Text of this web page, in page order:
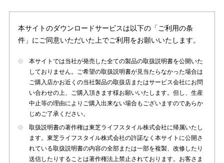
本サイトのダウンロードサービスは以下の「ご利用の条
件」にご同意いただいた上でご利用をお願いいたします。
本サイトでは当社が発売した全ての製品の取扱説明書を公開いた
しておりません。ご希望の取扱説明書が見当たらなかった場合は
ご購入店かお近くの当社製品の取扱店またはサービス会社にお問
い合わせの上、ご購入頂きます様お願いいたします。但し、生産
中止等の理由によりご購入出来ない場合もございますのであらか
じめご了承ください。
取扱説明書の著作権は東芝ライフスタイル株式会社に帰属いたし
ます。東芝ライフスタイル株式会社の許諾なく本サイトに公開さ
れている取扱説明書の内容の全部または一部を複製、改修したり
送信したりすることは著作権法上禁止されております。お客さま